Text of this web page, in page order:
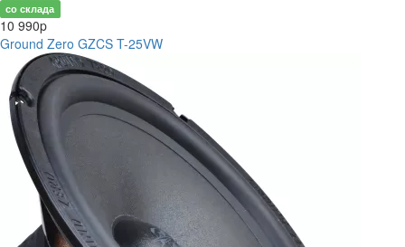
со склада
10 990p
Ground Zero GZCS T-25VW